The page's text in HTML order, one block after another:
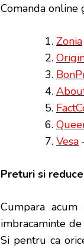
Comanda online
Zonia
Vesa
Preturi si
Cumpara acum
imbracaminte
Si pentru ca